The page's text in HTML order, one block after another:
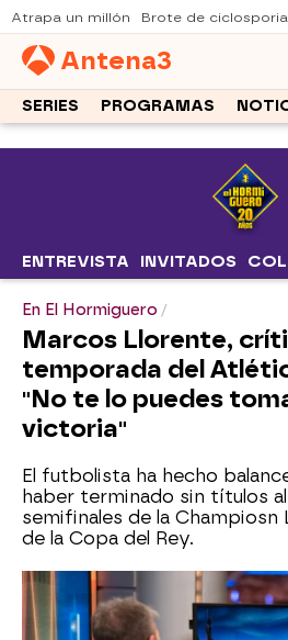
Atrapa un millón Brote de
Antena3
SERIES PROGRAMAS
ENTREVISTA INVITADOS
En El Hormiguero
Marcos Llorente,
temporada del
"No te lo puedes
victoria"
El futbolista ha hecho
haber terminado sin títulos
semifinales de la Champiosn
de la Copa del Rey.